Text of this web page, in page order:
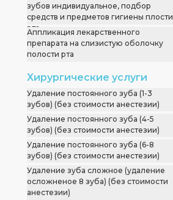
Хирургические услуги
Удаление постоянного зуба (4-5
зубов) (без стоимости анестезии)
Удаление постоянного зуба (6-8
зубов) (без стоимости анестезии)
Удаление зуба сложное (удаление
осложненое 8 зуба) (без стоимости
анестезии)
Удаление постоянного зуба (1-3
зубов) (без стоимости анестезии)
зубов индивидуальное, подбор
средств и предметов гигиены плости
рта
Аппликация лекарственного
препарата на слизистую оболочку
полости рта